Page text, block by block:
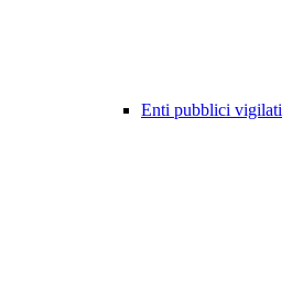
Enti pubblici vigilati